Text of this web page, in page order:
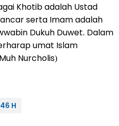
Khotib adalah Ustad
serta Imam adalah
Dukuh Duwet. Dalam
umat Islam
Nurcholis)
H